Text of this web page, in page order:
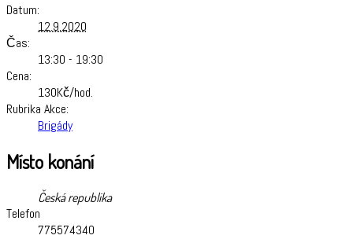
Datum:
12.9.2020
Čas:
13:30 - 19:30
Cena:
130Kč/hod.
Rubrika Akce:
Brigády
Místo konání
Česká republika
Telefon
775574340